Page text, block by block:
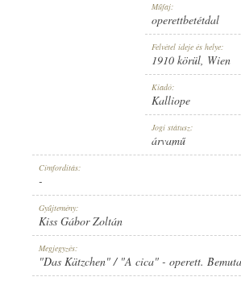
NO. 1893.
Műfaj:
operettbetétdal
Felvétel ideje és helye:
1910 körül, Wien
Kiadó:
Kalliope
Jogi státusz:
árvamű
Címfordítás:
-
Gyűjtemény:
Kiss Gábor Zoltán
Megjegyzés:
"Das Kätzchen" / "A cica" - operett.